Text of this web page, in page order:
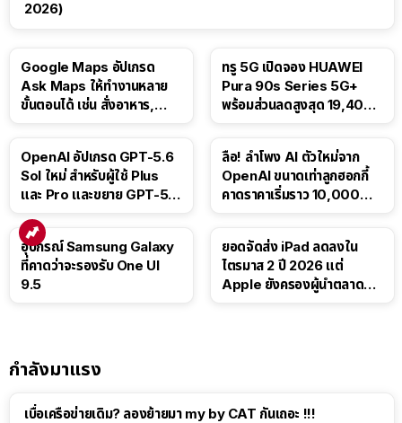
2026)
Google Maps อัปเกรด
Ask Maps ให้ทำงานหลาย
ขั้นตอนได้ เช่น สั่งอาหาร,
ทรู 5G เปิดจอง HUAWEI
Pura 90s Series 5G+
พร้อมส่วนลดสูงสุด 19,400
OpenAI อัปเกรด GPT-5.6
Sol ใหม่ สำหรับผู้ใช้ Plus
และ Pro และขยาย GPT-5.6
ลือ! ลำโพง AI ตัวใหม่จาก
OpenAI ขนาดเท่าลูกฮอกกี้
คาดราคาเริ่มราว 10,000
อุปกรณ์ Samsung Galaxy
ที่คาดว่าจะรองรับ One UI
9.5
ยอดจัดส่ง iPad ลดลงใน
ไตรมาส 2 ปี 2026 แต่
Apple ยังครองผู้นำตลาด
กำลังมาแรง
เบื่อเครือข่ายเดิม? ลองย้ายมา my by CAT กันเถอะ !!!